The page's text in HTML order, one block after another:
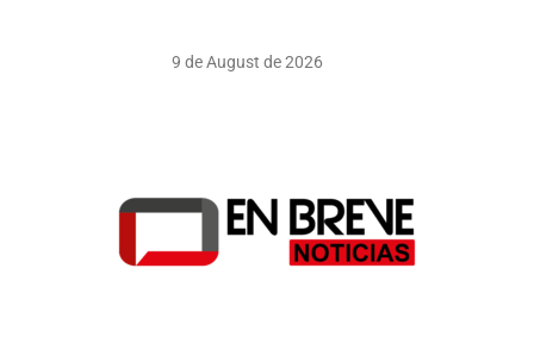
9 de August de 2026